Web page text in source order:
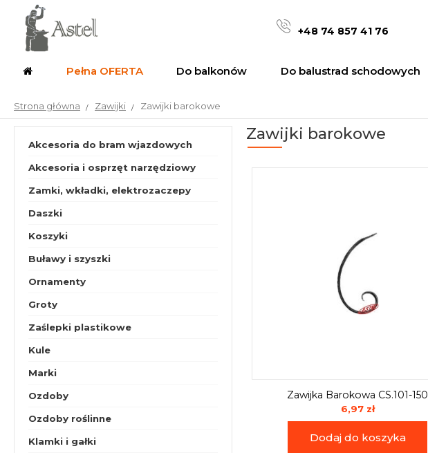
+48 74 857 41 76
Pełna OFERTA Do balkonów Do balustrad schodowych
Strona główna Zawijki Zawijki barokowe
Akcesoria do bram wjazdowych
Akcesoria i osprzęt narzędziowy
Zamki, wkładki, elektrozaczepy
Daszki
Koszyki
Buławy i szyszki
Ornamenty
Groty
Zaślepki plastikowe
Kule
Marki
Ozdoby
Ozdoby roślinne
Klamki i gałki
Zawijki barokowe
Zawijka Barokowa CS.101-150
6,97 zł
Dodaj do koszyka